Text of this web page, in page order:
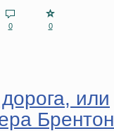
0 0
или